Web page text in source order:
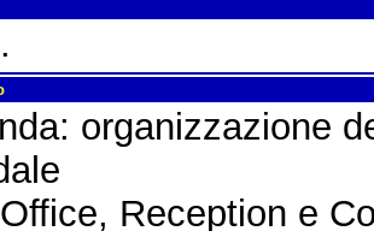
organizzazione
Reception e